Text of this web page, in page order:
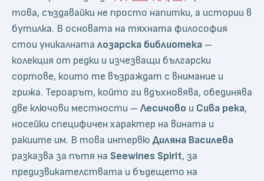
това, създавайки не просто напитки, а истории в
бутилка. В основата на тяхната философия
стои уникалната лозарска библиотека –
колекция от редки и изчезващи български
сортове, които те възраждат с внимание и
грижа. Тероарът, който ги вдъхновява, обединява
две ключови местности – Лесичово и Сива река,
носейки специфичен характер на вината и
ракиите им. В това интервю Диляна Василева
разказва за пътя на Seewines Spirit, за
предизвикателствата и бъдещето на